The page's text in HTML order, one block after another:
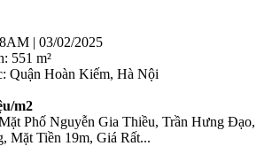
| 03/02/2025
551 m²
Quận Hoàn Kiếm, Hà Nội
m2
Phố Nguyễn Gia Thiều, Trần Hưng Đạo,
Mặt Tiền 19m, Giá Rất...